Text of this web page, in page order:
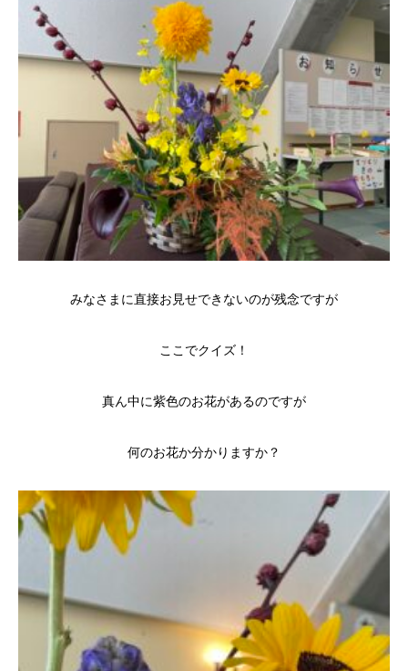
みなさまに直接お見せできないのが残念ですが
ここでクイズ！
真ん中に紫色のお花があるのですが
何のお花か分かりますか？